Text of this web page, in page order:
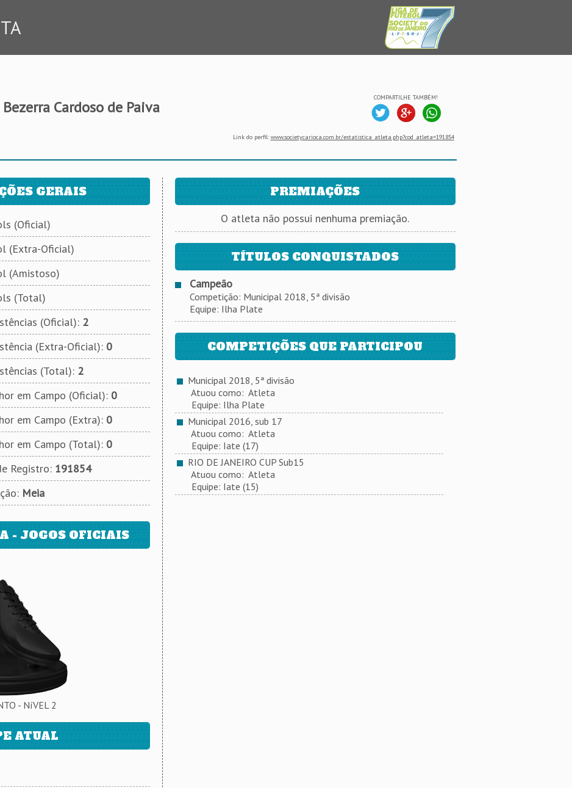
Cardoso de Paiva
COMPARTILHE TAMBÉM!
Link do perfil: www.societycarioca.com.br/estatistica_atleta.php?cod_atleta=191854
GERAIS
(Oficial)
(Extra-Oficial)
(Amistoso)
(Total)
(Oficial): 2
(Extra-Oficial): 0
(Total): 2
em Campo (Oficial): 0
em Campo (Extra): 0
em Campo (Total): 0
Registro: 191854
Meia
- JOGOS OFICIAIS
- NíVEL 2
ATUAL
PREMIAÇÕES
O atleta não possui nenhuma premiação.
TÍTULOS CONQUISTADOS
Campeão
Competição: Municipal 2018, 5ª divisão
Equipe: Ilha Plate
COMPETIÇÕES QUE PARTICIPOU
Municipal 2018, 5ª divisão
Atuou como: Atleta
Equipe: Ilha Plate
Municipal 2016, sub 17
Atuou como: Atleta
Equipe: Iate (17)
RIO DE JANEIRO CUP Sub15
Atuou como: Atleta
Equipe: Iate (15)